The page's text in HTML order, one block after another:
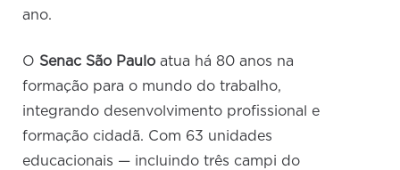
ano.
O Senac São Paulo atua há 80 anos na
formação para o mundo do trabalho,
integrando desenvolvimento profissional e
formação cidadã. Com 63 unidades
educacionais — incluindo três campi do